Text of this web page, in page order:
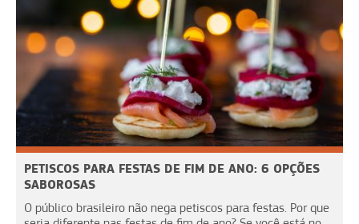
PETISCOS PARA FESTAS DE FIM DE ANO: 6 OPÇÕES
SABOROSAS
O público brasileiro não nega petiscos para festas. Por que